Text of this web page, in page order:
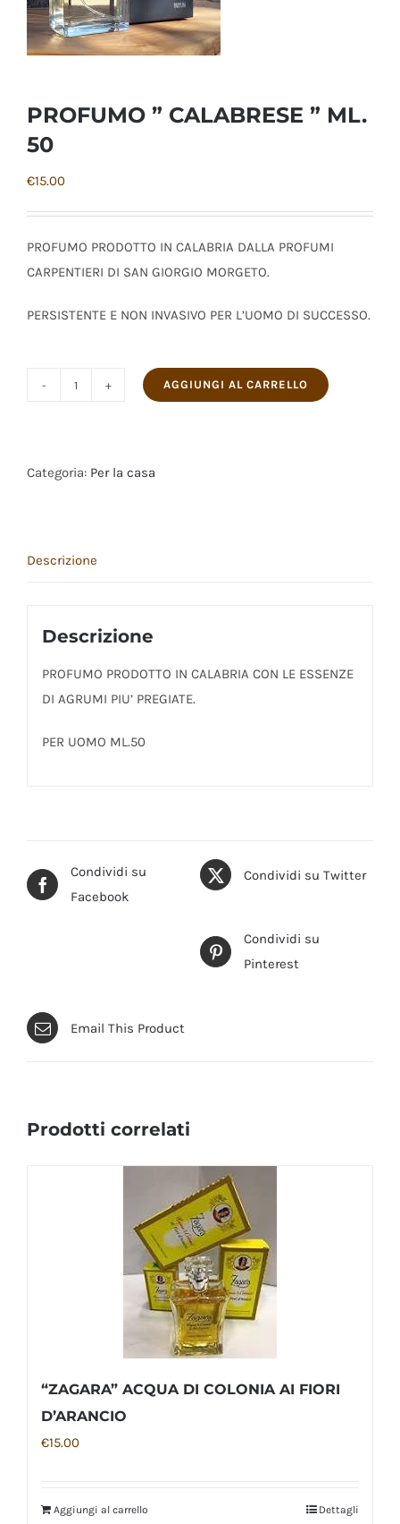
PROFUMO ” CALABRESE ” ML.
50
€15.00
PROFUMO PRODOTTO IN CALABRIA DALLA PROFUMI
CARPENTIERI DI SAN GIORGIO MORGETO.
PERSISTENTE E NON INVASIVO PER L’UOMO DI SUCCESSO.
"
AGGIUNGI AL CARRELLO
Categoria: Per la casa
Descrizione
Descrizione
PROFUMO PRODOTTO IN CALABRIA CON LE ESSENZE
DI AGRUMI PIU’ PREGIATE.
PER UOMO ML.50
Condividi su
Facebook
Condividi su Twitter
Condividi su
Pinterest
Email This Product
Prodotti correlati
“ZAGARA” ACQUA DI COLONIA AI FIORI
D’ARANCIO
€15.00
Aggiungi al carrello Dettagli